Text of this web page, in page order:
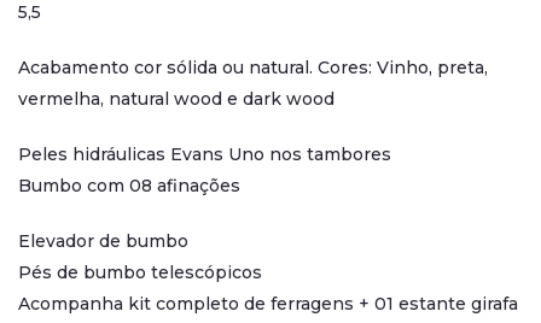
5,5
Acabamento cor sólida ou natural. Cores: Vinho, preta,
vermelha, natural wood e dark wood
Peles hidráulicas Evans Uno nos tambores
Bumbo com 08 afinações
Elevador de bumbo
Pés de bumbo telescópicos
Acompanha kit completo de ferragens + 01 estante girafa